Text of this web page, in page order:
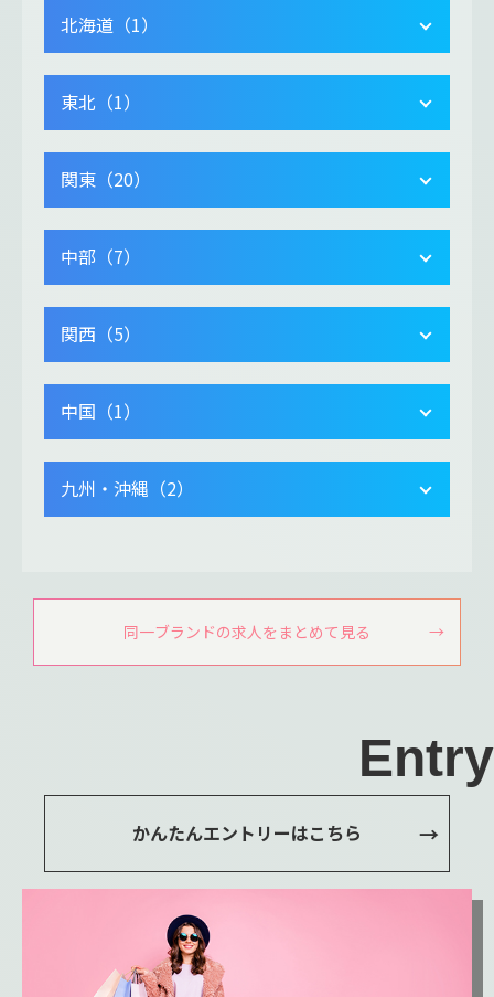
北海道（1）
東北（1）
関東（20）
中部（7）
関西（5）
中国（1）
九州・沖縄（2）
同一ブランドの求人をまとめて見る
Entry
かんたんエントリーはこちら